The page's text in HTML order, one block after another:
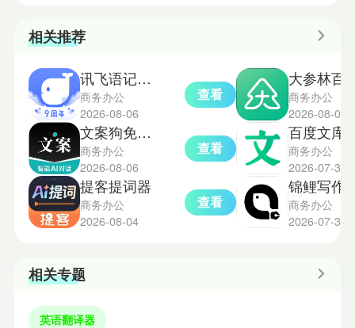
相关推荐
讯飞语记免费版
商务办公
2026-08-06
查看
文案狗免费版
商务办公
2026-08-06
查看
提客提词器
商务办公
2026-08-04
查看
商务办公
2026-08-04
商务办公
2026-07-31
锦鲤写作
商务办公
2026-07-30
相关专题
英语翻译器